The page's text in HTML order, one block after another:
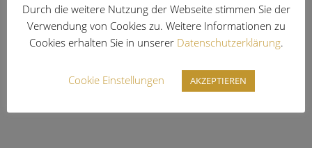
Durch die weitere Nutzung der Webseite stimmen Sie der
Verwendung von Cookies zu. Weitere Informationen zu
Cookies erhalten Sie in unserer Datenschutzerklärung.
Cookie Einstellungen AKZEPTIEREN